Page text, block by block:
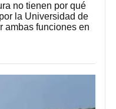
no tienen por qué
la Universidad de
ambas funciones en